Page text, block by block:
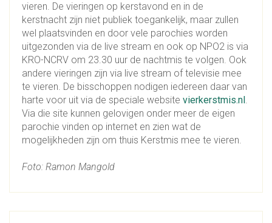
vieren. De vieringen op kerstavond en in de
kerstnacht zijn niet publiek toegankelijk, maar zullen
wel plaatsvinden en door vele parochies worden
uitgezonden via de live stream en ook op NPO2 is via
KRO-NCRV om 23.30 uur de nachtmis te volgen. Ook
andere vieringen zijn via live stream of televisie mee
te vieren. De bisschoppen nodigen iedereen daar van
harte voor uit via de speciale website vierkerstmis.nl .
Via die site kunnen gelovigen onder meer de eigen
parochie vinden op internet en zien wat de
mogelijkheden zijn om thuis Kerstmis mee te vieren.
Foto: Ramon Mangold